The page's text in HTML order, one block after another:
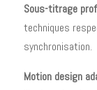
Sous-titrage
techniques
synchronisation.
Motion design